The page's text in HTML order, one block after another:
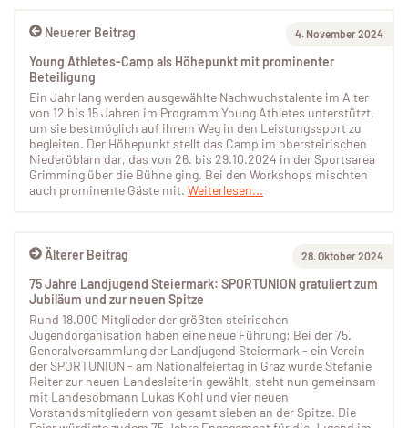
Älterer Beitrag 28. Oktober 2024
75 Jahre Landjugend Steiermark: SPORTUNION gratuliert zum
Jubiläum und zur neuen Spitze
Rund 18.000 Mitglieder der größten steirischen
Jugendorganisation haben eine neue Führung: Bei der 75.
Generalversammlung der Landjugend Steiermark - ein Verein
der SPORTUNION - am Nationalfeiertag in Graz wurde Stefanie
Reiter zur neuen Landesleiterin gewählt, steht nun gemeinsam
mit Landesobmann Lukas Kohl und vier neuen
Vorstandsmitgliedern von gesamt sieben an der Spitze. Die
Neuerer Beitrag 4. November 2024
Young Athletes-Camp als Höhepunkt mit prominenter
Beteiligung
Ein Jahr lang werden ausgewählte Nachwuchstalente im Alter
von 12 bis 15 Jahren im Programm Young Athletes unterstützt,
um sie bestmöglich auf ihrem Weg in den Leistungssport zu
begleiten. Der Höhepunkt stellt das Camp im obersteirischen
Niederöblarn dar, das von 26. bis 29.10.2024 in der Sportsarea
Grimming über die Bühne ging. Bei den Workshops mischten
auch prominente Gäste mit. Weiterlesen...